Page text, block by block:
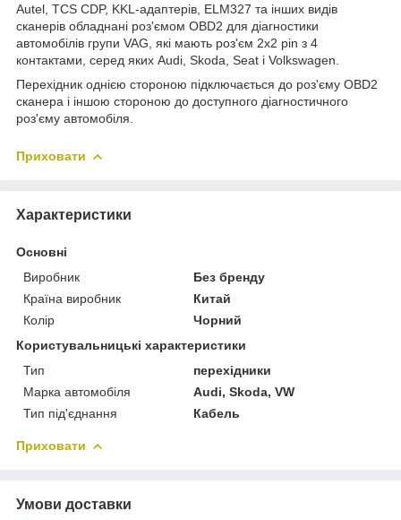
Autel, TCS CDP, KKL-адаптерів, ELM327 та інших видів
сканерів обладнані роз'ємом OBD2 для діагностики
автомобілів групи VAG, які мають роз'єм 2x2 pin з 4
контактами, серед яких Audi, Skoda, Seat і Volkswagen.
Перехідник однією стороною підключається до роз'єму OBD2
сканера і іншою стороною до доступного діагностичного
роз'єму автомобіля.
Приховати
Характеристики
Основні
Виробник
Без бренду
Країна виробник
Китай
Колір
Чорний
Користувальницькі характеристики
Тип
перехідники
Марка автомобіля
Audi, Skoda, VW
Тип під'єднання
Кабель
Приховати
Умови доставки